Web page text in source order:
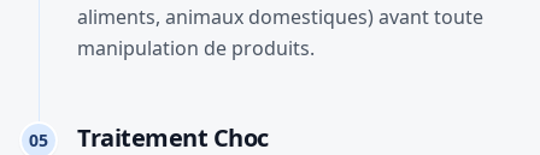
aliments, animaux domestiques) avant toute
manipulation de produits.
05 Traitement Choc